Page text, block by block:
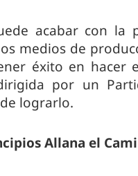
acabar con la
medios de
éxito en hacer
por un
lograrlo.
Allana el